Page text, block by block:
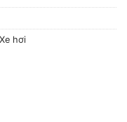
Xe hơi